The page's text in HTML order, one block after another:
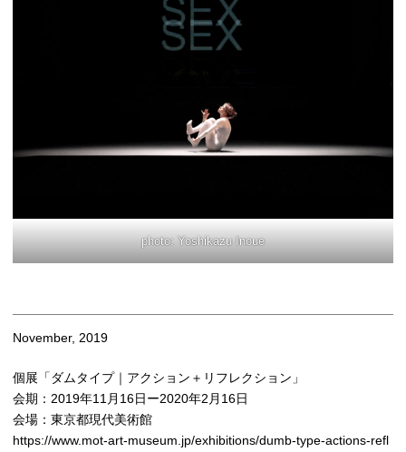
photo: Yoshikazu Inoue
November, 2019
個展「ダムタイプ｜アクション＋リフレクション」
会期：2019年11月16日ー2020年2月16日
会場：東京都現代美術館
https://www.mot-art-museum.jp/exhibitions/dumb-type-actions-refl